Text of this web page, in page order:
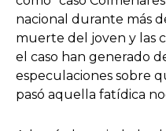
nacional durante más
muerte del joven y las
el caso han generado
especulaciones sobre
pasó aquella fatídica